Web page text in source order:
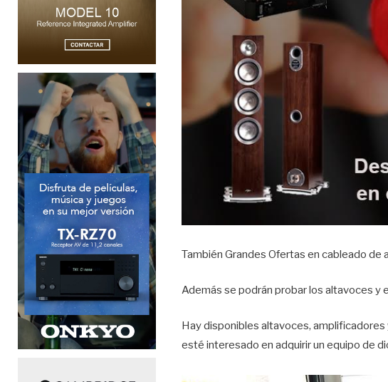
También Grandes Ofertas en cableado
Además se podrán probar los altavoces y
Hay disponibles altavoces,
esté interesado en adquirir un equipo de